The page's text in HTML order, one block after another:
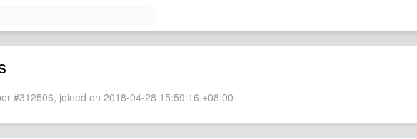
#312506, joined on 2018-04-28 15:59:16 +08:00